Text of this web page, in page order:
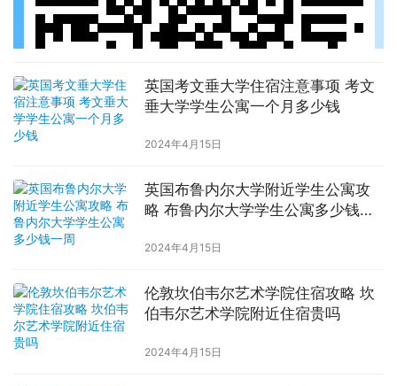
英国考文垂大学住宿注意事项 考文
垂大学学生公寓一个月多少钱
2024年4月15日
英国布鲁内尔大学附近学生公寓攻
略 布鲁内尔大学学生公寓多少钱一
2024年4月15日
伦敦坎伯韦尔艺术学院住宿攻略 坎
伯韦尔艺术学院附近住宿贵吗
2024年4月15日